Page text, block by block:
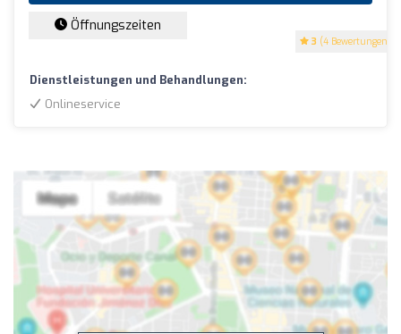
3 (4 Bewertungen)
Öffnungszeiten
Dienstleistungen und Behandlungen:
Onlineservice